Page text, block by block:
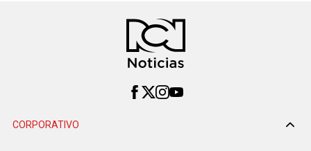
CORPORATIVO